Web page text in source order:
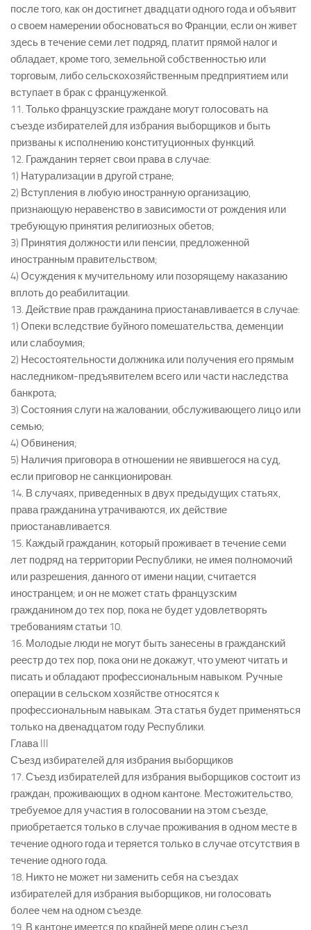
после того, как он достигнет двадцати одного года и объявит
о своем намерении обосноваться во Франции, если он живет
здесь в течение семи лет подряд, платит прямой налог и
обладает, кроме того, земельной собственностью или
торговым, либо сельскохозяйственным предприятием или
вступает в брак с француженкой.
11. Только французские граждане могут голосовать на
съезде избирателей для избрания выборщиков и быть
призваны к исполнению конституционных функций.
12. Гражданин теряет свои права в случае:
1) Натурализации в другой стране;
2) Вступления в любую иностранную организацию,
признающую неравенство в зависимости от рождения или
требующую принятия религиозных обетов;
3) Принятия должности или пенсии, предложенной
иностранным правительством;
4) Осуждения к мучительному или позорящему наказанию
вплоть до реабилитации.
13. Действие прав гражданина приостанавливается в случае:
1) Опеки вследствие буйного помешательства, деменции
или слабоумия;
2) Несостоятельности должника или получения его прямым
наследником-предъявителем всего или части наследства
банкрота;
3) Состояния слуги на жаловании, обслуживающего лицо или
семью;
4) Обвинения;
5) Наличия приговора в отношении не явившегося на суд,
если приговор не санкционирован.
14. В случаях, приведенных в двух предыдущих статьях,
права гражданина утрачиваются, их действие
приостанавливается.
15. Каждый гражданин, который проживает в течение семи
лет подряд на территории Республики, не имея полномочий
или разрешения, данного от имени нации, считается
иностранцем; и он не может стать французским
гражданином до тех пор, пока не будет удовлетворять
требованиям статьи 10.
16. Молодые люди не могут быть занесены в гражданский
реестр до тех пор, пока они не докажут, что умеют читать и
писать и обладают профессиональным навыком. Ручные
операции в сельском хозяйстве относятся к
профессиональным навыкам. Эта статья будет применяться
только на двенадцатом году Республики.
Глава III
Съезд избирателей для избрания выборщиков
17. Съезд избирателей для избрания выборщиков состоит из
граждан, проживающих в одном кантоне. Местожительство,
требуемое для участия в голосовании на этом съезде,
приобретается только в случае проживания в одном месте в
течение одного года и теряется только в случае отсутствия в
течение одного года.
18. Никто не может ни заменить себя на съездах
избирателей для избрания выборщиков, ни голосовать
более чем на одном съезде.